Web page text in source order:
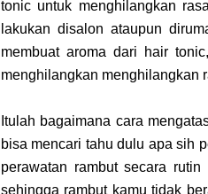
tonic untuk menghilangkan
lakukan disalon ataupun
membuat aroma dari hair
menghilangkan menghilangkan
Itulah bagaimana cara
bisa mencari tahu dulu apa sih
perawatan rambut secara
sehingga rambut kamu tidak